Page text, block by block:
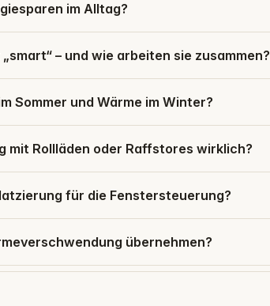
im Alltag?
– und wie arbeiten sie zusammen?
Sommer und Wärme im Winter?
Rollläden oder Raffstores wirklich?
für die Fenstersteuerung?
übernehmen?